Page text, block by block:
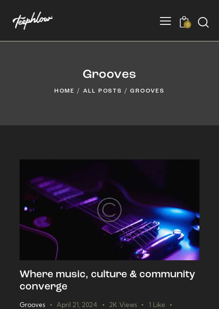
0
Grooves
HOME ALL POSTS GROOVES
Where music, culture & community
converge
Grooves April 21, 2024 2K Views 1 Like